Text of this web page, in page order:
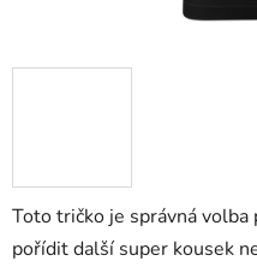
Toto tričko je správná
pořídit další super kousek